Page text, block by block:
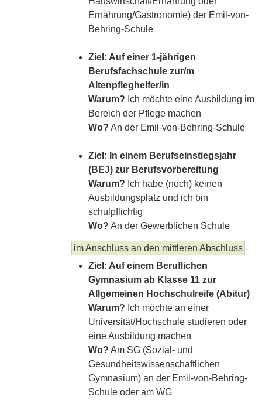
Ernährung/Gastronomie) der Emil-von-
Behring-Schule
Ziel: Auf einer 1-jährigen
Berufsfachschule zur/m
Altenpfleghelfer/in
Warum? Ich möchte eine Ausbildung im
Bereich der Pflege machen
Wo? An der Emil-von-Behring-Schule
Ziel: In einem Berufseinstiegsjahr
(BEJ) zur Berufsvorbereitung
Warum? Ich habe (noch) keinen
Ausbildungsplatz und ich bin
schulpflichtig
Wo? An der Gewerblichen Schule
im Anschluss an den mittleren Abschluss
Ziel: Auf einem Beruflichen
Gymnasium ab Klasse 11 zur
Allgemeinen Hochschulreife (Abitur)
Warum? Ich möchte an einer
Universität/Hochschule studieren oder
eine Ausbildung machen
Wo? Am SG (Sozial- und
Gesundheitswissenschaftlichen
Gymnasium) an der Emil-von-Behring-
Schule oder am WG